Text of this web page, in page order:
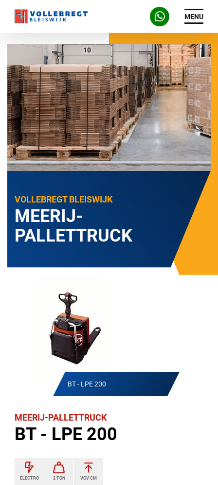
MENU
VOLLEBREGT BLEISWIJK
MEERIJ-
PALLETTRUCK
BT - LPE 200
MEERIJ-PALLETTRUCK
BT - LPE 200
ELECTRO 2 TON VGV CM